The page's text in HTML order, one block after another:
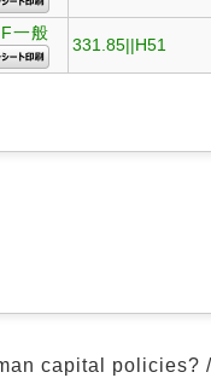
一般
331.85||H51
capital policies?